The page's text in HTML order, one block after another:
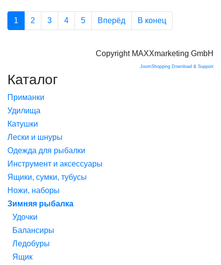
1 2 3 4 5 Вперёд В конец
Copyright MAXXmarketing GmbH
JoomShopping Download & Support
Каталог
Приманки
Удилища
Катушки
Лески и шнуры
Одежда для рыбалки
Инструмент и аксессуары
Ящики, сумки, тубусы
Ножи, наборы
Зимняя рыбалка
Удочки
Балансиры
Ледобуры
Ящик